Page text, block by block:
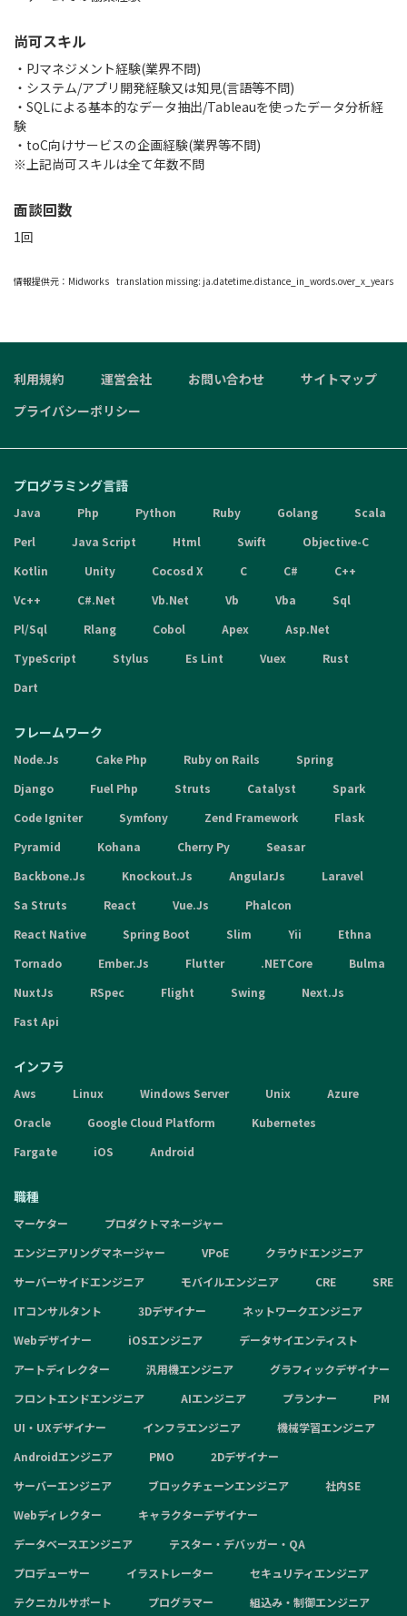
尚可スキル
・PJマネジメント経験(業界不問)
・システム/アプリ開発経験又は知見(言語等不問)
・SQLによる基本的なデータ抽出/Tableauを使ったデータ分析経
験
・toC向けサービスの企画経験(業界等不問)
※上記尚可スキルは全て年数不問
面談回数
1回
情報提供元： Midworks translation missing: ja.datetime.distance_in_words.over_x_years
利用規約 運営会社 お問い合わせ
サイトマップ
プライバシーポリシー
プログラミング言語
Java Php Python Ruby Golang
Scala
Perl
Java Script Html Swift
Objective-C
Kotlin
Unity Cocosd X C C#
C++
Vc++
C#.Net Vb.Net Vb Vba
Sql
Pl/Sql
Rlang Cobol Apex
Asp.Net
TypeScript
Stylus Es Lint Vuex
Rust
Dart
フレームワーク
Node.Js Cake Php Ruby on Rails
Spring
Django
Fuel Php Struts Catalyst
Spark
Code Igniter
Symfony Zend Framework
Flask
Pyramid
Kohana Cherry Py
Seasar
Backbone.Js
Knockout.Js AngularJs
Laravel
Sa Struts
React Vue.Js
Phalcon
React Native
Spring Boot Slim Yii
Ethna
Tornado
Ember.Js Flutter .NETCore
Bulma
NuxtJs
RSpec Flight Swing
Next.Js
Fast Api
インフラ
Aws Linux Windows Server Unix
Azure
Oracle
Google Cloud Platform
Kubernetes
Fargate
iOS Android
職種
マーケター
プロダクトマネージャー
エンジニアリングマネージャー
VPoE
クラウドエンジニア
サーバーサイドエンジニア
モバイルエンジニア CRE
SRE
ITコンサルタント
3Dデザイナー
ネットワークエンジニア
Webデザイナー
iOSエンジニア
データサイエンティスト
アートディレクター
汎用機エンジニア
グラフィックデザイナー
フロントエンドエンジニア
AIエンジニア プランナー
PM
UI・UXデザイナー
インフラエンジニア
機械学習エンジニア
Androidエンジニア
PMO
2Dデザイナー
サーバーエンジニア
ブロックチェーンエンジニア
社内SE
Webディレクター
キャラクターデザイナー
データベースエンジニア
テスター・デバッガー・QA
プロデューサー
イラストレーター
セキュリティエンジニア
テクニカルサポート
プログラマー 組込み・制御エンジニア